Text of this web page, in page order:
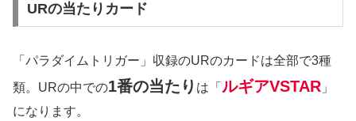
URの当たりカード
「パラダイムトリガー」収録のURのカードは全部で3種
類。URの中での1番の当たり は「 ルギアVSTAR 」
になります。